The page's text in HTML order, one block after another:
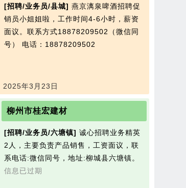
[招聘/业务员/县城] 燕京漓泉啤酒招聘促
销员小姐姐啦，工作时间4-6小时，薪资
面议。联系方式18878209502（微信同
号） 电话：18878209502
2025年3月23日
柳州市桂宏建材
[招聘/业务员/六塘镇] 诚心招聘业务精英
2人，主要负责产品销售，工资面议，联
系电话:微信同号，地址:柳城县六塘镇。
信息已过期